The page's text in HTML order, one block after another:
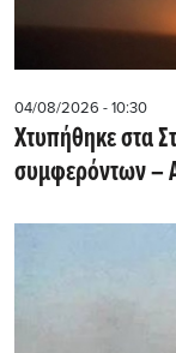
04/08/2026 - 10:30
Χτυπήθηκε στα
συμφερόντων –